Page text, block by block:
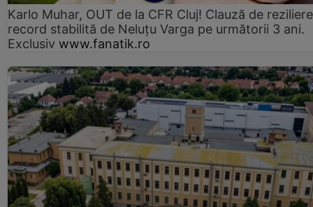
Karlo Muhar, OUT de la CFR Cluj! Clauză de reziliere
record stabilită de Neluțu Varga pe următorii 3 ani.
Exclusiv www.fanatik.ro